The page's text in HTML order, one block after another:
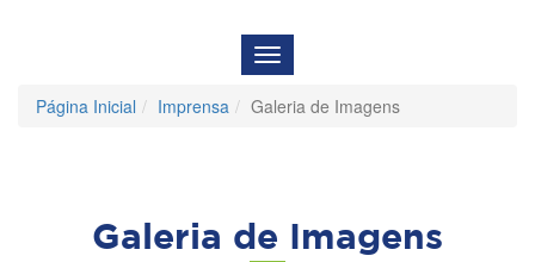
Menu
de
Navegação
Página Inicial Imprensa Galeria de Imagens
Galeria de Imagens